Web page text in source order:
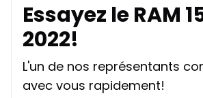
Essayez le RAM
2022!
L'un de nos représentants
avec vous rapidement!